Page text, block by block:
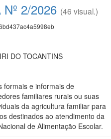
2/2026 (46 visual.)
DO TOCANTINS
formais e informais de
familiares rurais ou suas
da agricultura familiar para
destinados ao atendimento da
de Alimentação Escolar.